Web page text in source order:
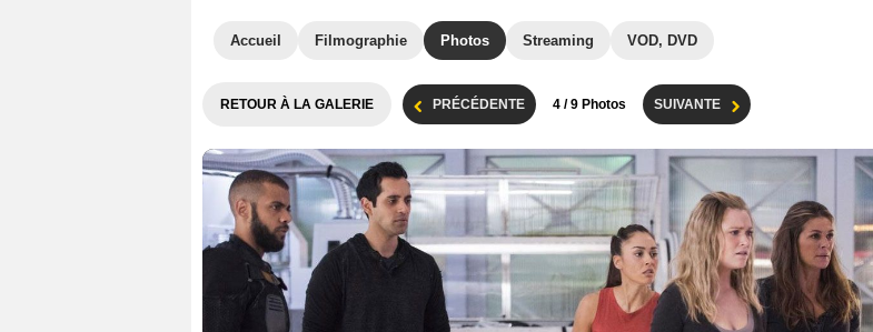
Accueil Filmographie Photos Streaming VOD, DVD
RETOUR À LA GALERIE PRÉCÉDENTE 4 / 9 Photos SUIVANTE